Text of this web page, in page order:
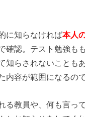
に知らなければ本人
確認。テスト勉強も
知らされないことも
内容が範囲になるので
る教員や、何も言っ